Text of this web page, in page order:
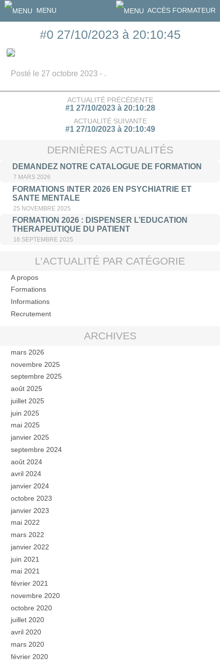
MENU ACCÈS FORMATEUR
#0 27/10/2023 à 20:10:45
Posté le 27 octobre 2023 - .
ACTUALITÉ PRÉCÉDENTE
#1 27/10/2023 à 20:10:28
ACTUALITÉ SUIVANTE
#1 27/10/2023 à 20:10:49
DERNIÈRES ACTUALITÉS
DEMANDEZ NOTRE CATALOGUE DE FORMATION
7 MARS 2026
FORMATIONS INTER 2026 EN PSYCHIATRIE ET
SANTE MENTALE
25 NOVEMBRE 2025
FORMATION 2026 : DISPENSER L’EDUCATION
THERAPEUTIQUE DU PATIENT
16 SEPTEMBRE 2025
L’ACTUALITÉ PAR CATÉGORIE
A propos
Formations
Informations
Recrutement
ARCHIVES
mars 2026
novembre 2025
septembre 2025
août 2025
juillet 2025
juin 2025
mai 2025
janvier 2025
septembre 2024
août 2024
avril 2024
janvier 2024
octobre 2023
janvier 2023
mai 2022
mars 2022
janvier 2022
juin 2021
mai 2021
février 2021
novembre 2020
octobre 2020
juillet 2020
avril 2020
mars 2020
février 2020